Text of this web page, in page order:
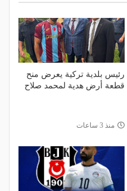
رئيس بلدية تركية يعرض منح
قطعة أرض هدية لمحمد صلاح
منذ 3 ساعات